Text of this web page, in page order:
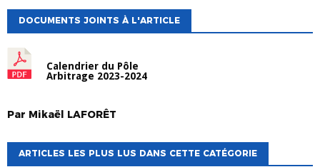
DOCUMENTS JOINTS À L'ARTICLE
Calendrier du Pôle
Arbitrage 2023-2024
Par Mikaël LAFORÊT
ARTICLES LES PLUS LUS DANS CETTE CATÉGORIE